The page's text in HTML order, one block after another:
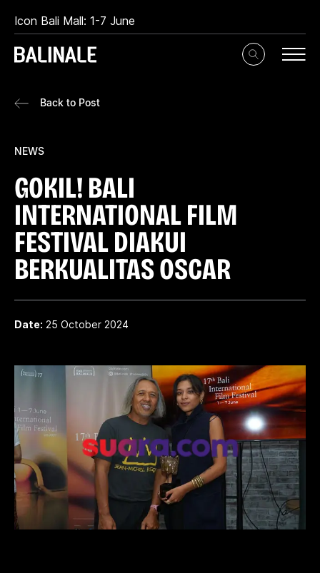
Icon Bali Mall: 1-7 June
Toggle
Search
Back to Post
NEWS
GOKIL! BALI
INTERNATIONAL FILM
FESTIVAL DIAKUI
BERKUALITAS OSCAR
Date: 25 October 2024